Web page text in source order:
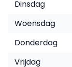
Dinsdag
Woensdag
Donderdag
Vrijdag